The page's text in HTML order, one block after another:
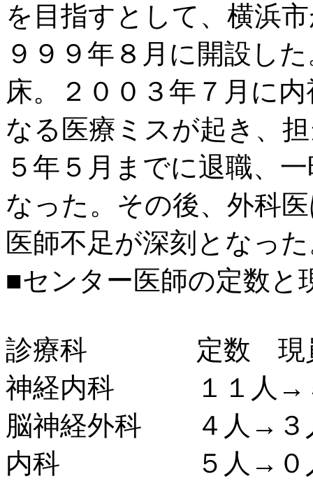
を目指すとして、横浜
９９９年８月に開設し
床。２００３年７月に
なる医療ミスが起き、
５年５月までに退職、
なった。その後、外科
医師不足が深刻となっ
■センター医師の定数と
診療科 定数 現
神経内科 １１人 →
脳神経外科 ４人 →３
内科 ５人 →０